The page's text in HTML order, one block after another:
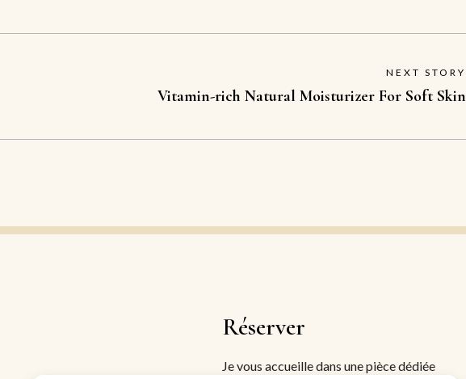
NEXT STORY
Vitamin-rich Natural Moisturizer For Soft Skin
Réserver
Je vous accueille dans une pièce dédiée